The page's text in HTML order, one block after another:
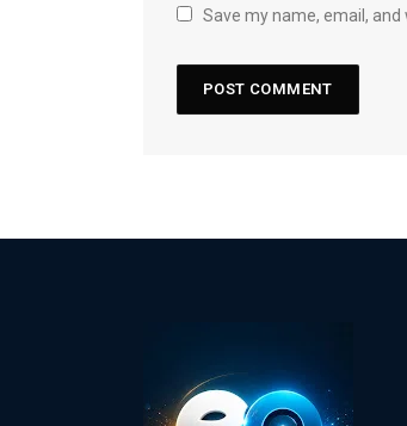
Save my name, email,